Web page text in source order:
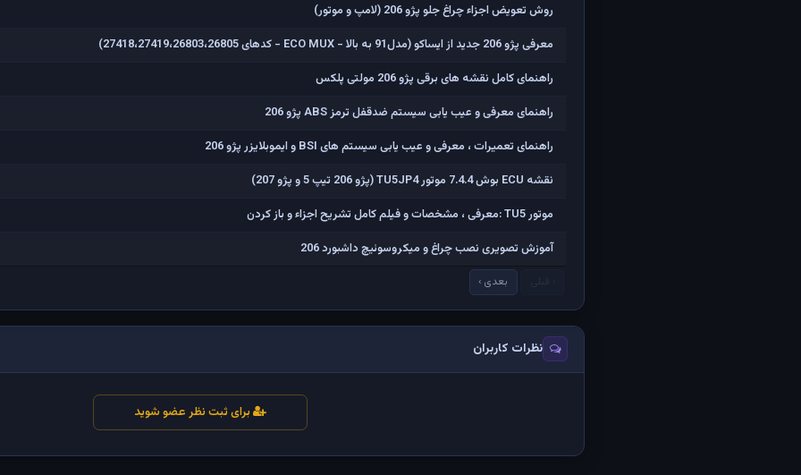
روش تعویض اجزاء چراغ جلو پژو 206 (لامپ و موتور)
معرفی پژو 206 جدید از ایساکو (مدل91 به بالا - ECO MUX - کدهای 27418،27419،26803،26805)
راهنمای کامل نقشه های برقی پژو 206 مولتی پلکس
راهنمای معرفی و عیب یابی سیستم ضدقفل ترمز ABS پژو 206
راهنمای تعمیرات ، معرفی و عیب یابی سیستم های BSI و ایموبلایزر پژو 206
نقشه ECU بوش 7.4.4 موتور TU5JP4 (پژو 206 تیپ 5 و پژو 207)
موتور TU5 :معرفی ، مشخصات و فیلم کامل تشریح اجزاء و باز کردن
آموزش تصویری نصب چراغ و میکروسوئیچ داشبورد 206
بعدی ›
نظرات کاربران
برای ثبت نظر عضو شوید